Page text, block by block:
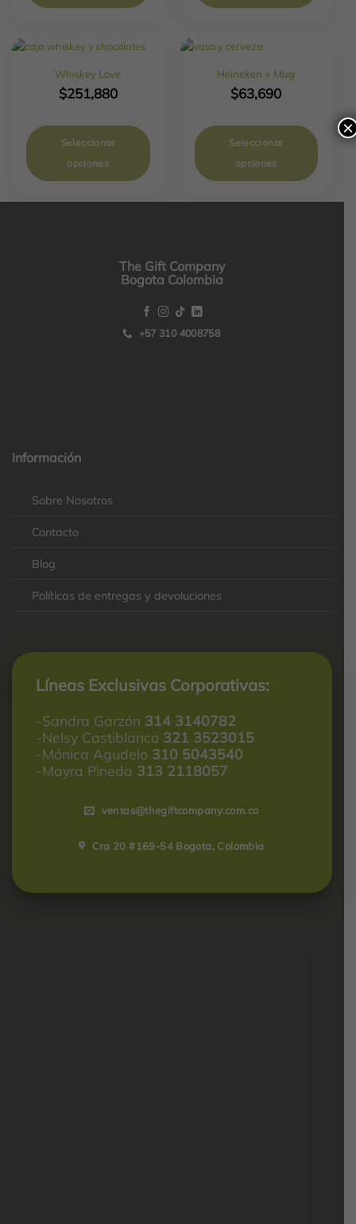
Whiskey Love
$251,880
Seleccionar
opciones
Heineken + Mug
$63,690
Seleccionar
opciones
The Gift Company
Bogota Colombia
+57 310 4008758
2025-
Información
Sobre Nosotros
Contacto
Blog
Políticas de entregas y devoluciones
Líneas Exclusivas Corporativas:
-Sandra Garzón 314 3140782
-Nelsy Castiblanco 321 3523015
-Mónica Agudelo 310 5043540
-Mayra Pineda 313 2118057
ventas@thegiftcompany.com.co
Cra 20 #169-54 Bogota, Colombia
×